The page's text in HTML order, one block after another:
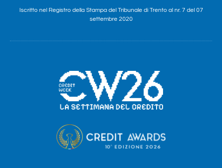
Iscritto nel Registro della Stampa del Tribunale di Trento al nr. 7 del 07
settembre 2020